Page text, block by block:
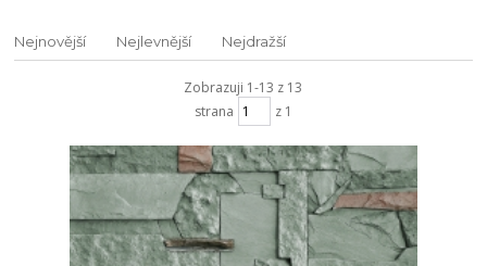
Nejnovější Nejlevnější Nejdražší
Zobrazuji 1-13 z 13
strana
z 1